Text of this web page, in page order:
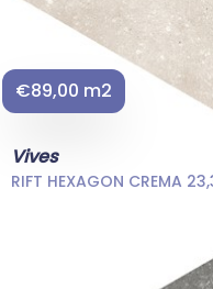
€89,00 m2
Vives
RIFT HEXAGON CREMA